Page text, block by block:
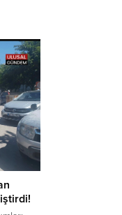
üzere